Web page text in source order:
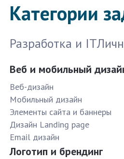
Категории
Разработка и IT
Веб и мобильный
Веб-дизайн
Мобильный дизайн
Элементы сайта и баннеры
Дизайн Landing page
Email дизайн
Логотип и брендинг